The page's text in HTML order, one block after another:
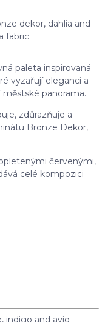
paleta inspirovaná
vyzařují eleganci a
panorama.
zdůrazňuje a
Bronze Dekor,
červenými,
celé kompozici